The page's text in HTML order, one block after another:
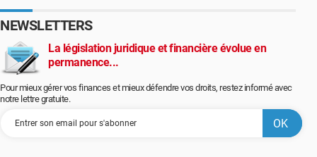
NEWSLETTERS
La législation juridique et financière évolue en
permanence...
Pour mieux gérer vos finances et mieux défendre vos droits, restez informé avec
notre lettre gratuite.